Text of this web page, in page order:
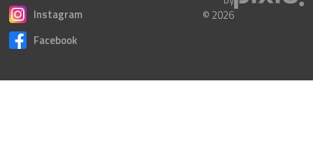
Instagram
Facebook
© 2026